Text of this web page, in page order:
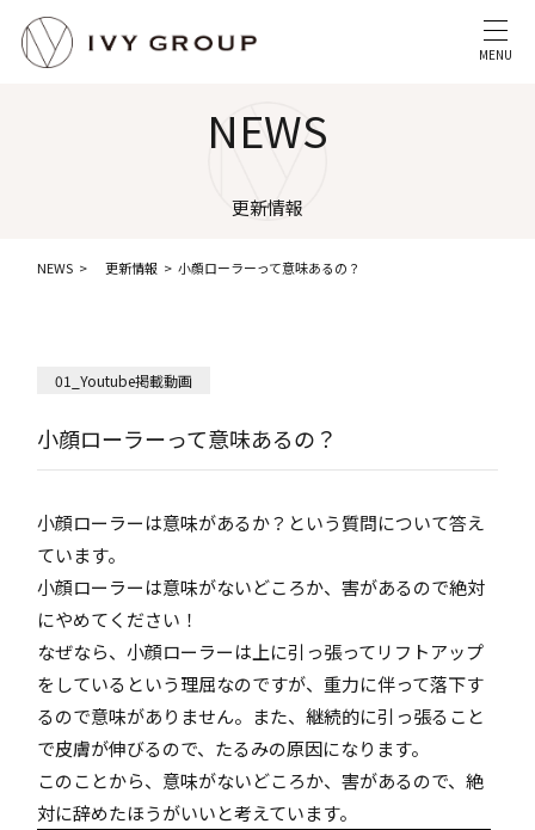
MENU
NEWS
更新情報
NEWS 更新情報 小顔ローラーって意味あるの？
01_Youtube掲載動画
小顔ローラーって意味あるの？
小顔ローラーは意味があるか？という質問について答え
ています。
小顔ローラーは意味がないどころか、害があるので絶対
にやめてください！
なぜなら、小顔ローラーは上に引っ張ってリフトアップ
をしているという理屈なのですが、重力に伴って落下す
るので意味がありません。また、継続的に引っ張ること
で皮膚が伸びるので、たるみの原因になります。
このことから、意味がないどころか、害があるので、絶
対に辞めたほうがいいと考えています。